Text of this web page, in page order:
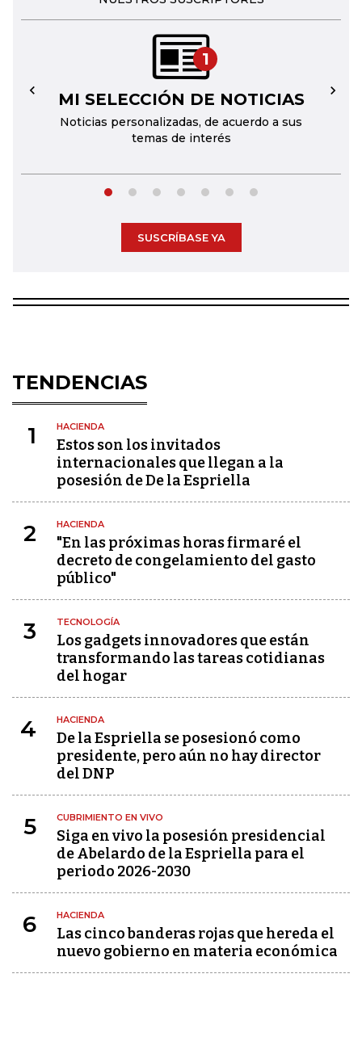
1
MI SELECCIÓN DE NOTICIAS
Noticias personalizadas, de acuerdo a sus
temas de interés
← →
SUSCRÍBASE YA
TENDENCIAS
1 HACIENDA
Estos son los invitados
internacionales que llegan a la
posesión de De la Espriella
2 HACIENDA
"En las próximas horas firmaré el
decreto de congelamiento del gasto
público"
3 TECNOLOGÍA
Los gadgets innovadores que están
transformando las tareas cotidianas
del hogar
4 HACIENDA
De la Espriella se posesionó como
presidente, pero aún no hay director
del DNP
5 CUBRIMIENTO EN VIVO
Siga en vivo la posesión presidencial
de Abelardo de la Espriella para el
periodo 2026-2030
6 HACIENDA
Las cinco banderas rojas que hereda el
nuevo gobierno en materia económica